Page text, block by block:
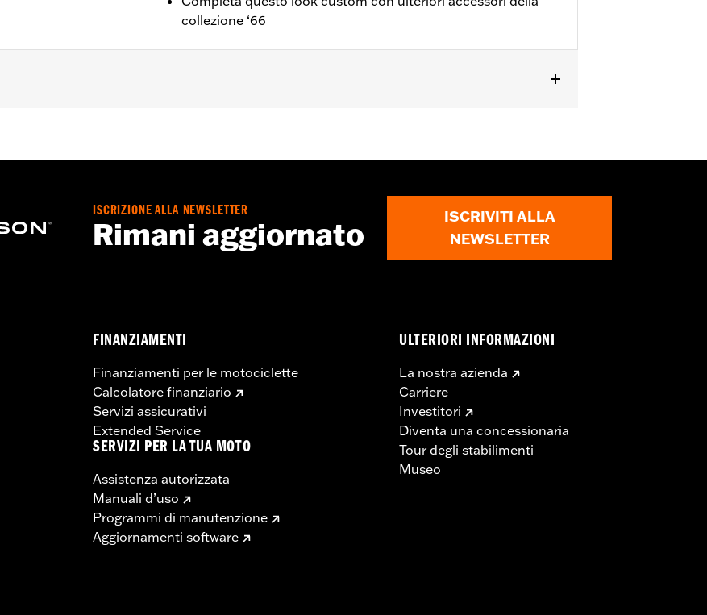
collezione ‘66
di accesso alla frizione e istruzioni per l’installazione
coperture motore può richiedere l’acquisto di nuove guarnizioni. Per informazioni rivolgersi a
ISCRIZIONE ALLA NEWSLETTER
Rimani aggiornato
ISCRIVITI ALLA
NEWSLETTER
FINANZIAMENTI
Finanziamenti per le motociclette
Calcolatore finanziario
Servizi assicurativi
Extended Service
SERVIZI PER LA TUA MOTO
Assistenza autorizzata
Manuali d’uso
Programmi di manutenzione
Aggiornamenti software
ULTERIORI INFORMAZIONI
La nostra azienda
Carriere
Investitori
Diventa una concessionaria
Tour degli stabilimenti
Museo